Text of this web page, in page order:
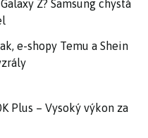
Z? Samsung chystá
e-shopy Temu a Shein
Plus – Vysoký výkon za